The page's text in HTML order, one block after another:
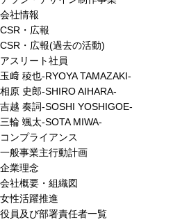
会社情報
CSR・広報
CSR・広報(過去の活動)
アスリート社員
玉﨑 稜也-RYOYA TAMAZAKI-
相原 史郎-SHIRO AIHARA-
吉越 奏詞-SOSHI YOSHIGOE-
三輪 颯太-SOTA MIWA-
コンプライアンス
一般事業主行動計画
企業理念
会社概要・組織図
女性活躍推進
役員及び部署責任者一覧